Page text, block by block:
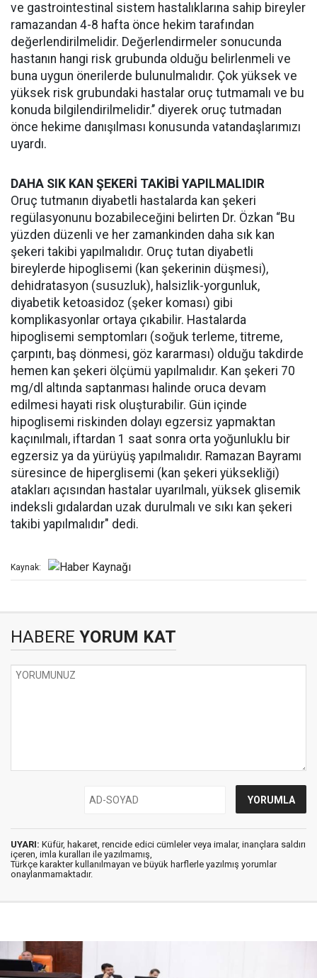
ve gastrointestinal sistem hastalıklarına sahip bireyler
ramazandan 4-8 hafta önce hekim tarafından
değerlendirilmelidir. Değerlendirmeler sonucunda
hastanın hangi risk grubunda olduğu belirlenmeli ve
buna uygun önerilerde bulunulmalıdır. Çok yüksek ve
yüksek risk grubundaki hastalar oruç tutmamalı ve bu
konuda bilgilendirilmelidir.’’ diyerek oruç tutmadan
önce hekime danışılması konusunda vatandaşlarımızı
uyardı.
DAHA SIK KAN ŞEKERİ TAKİBİ YAPILMALIDIR
Oruç tutmanın diyabetli hastalarda kan şekeri
regülasyonunu bozabileceğini belirten Dr. Özkan “Bu
yüzden düzenli ve her zamankinden daha sık kan
şekeri takibi yapılmalıdır. Oruç tutan diyabetli
bireylerde hipoglisemi (kan şekerinin düşmesi),
dehidratasyon (susuzluk), halsizlik-yorgunluk,
diyabetik ketoasidoz (şeker koması) gibi
komplikasyonlar ortaya çıkabilir. Hastalarda
hipoglisemi semptomları (soğuk terleme, titreme,
çarpıntı, baş dönmesi, göz kararması) olduğu takdirde
hemen kan şekeri ölçümü yapılmalıdır. Kan şekeri 70
mg/dl altında saptanması halinde oruca devam
edilmesi hayati risk oluşturabilir. Gün içinde
hipoglisemi riskinden dolayı egzersiz yapmaktan
kaçınılmalı, iftardan 1 saat sonra orta yoğunluklu bir
egzersiz ya da yürüyüş yapılmalıdır. Ramazan Bayramı
süresince de hiperglisemi (kan şekeri yüksekliği)
atakları açısından hastalar uyarılmalı, yüksek glisemik
indeksli gıdalardan uzak durulmalı ve sıkı kan şekeri
takibi yapılmalıdır" dedi.
Kaynak:
HABERE YORUM KAT
UYARI: Küfür, hakaret, rencide edici cümleler veya imalar, inançlara saldırı
içeren, imla kuralları ile yazılmamış,
Türkçe karakter kullanılmayan ve büyük harflerle yazılmış yorumlar
onaylanmamaktadır.